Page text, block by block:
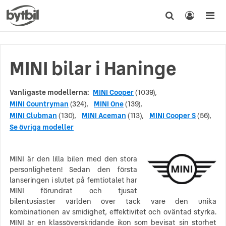
MINI bilar i Haninge
Vanligaste modellerna: MINI Cooper(1039),
MINI Countryman (324), MINI One(139),
MINI Clubman (130), MINI Aceman (113), MINI Cooper S(56),
Se övriga modeller
MINI är den lilla bilen med den stora
personligheten! Sedan den första
lanseringen i slutet på femtiotalet har
MINI förundrat och tjusat
bilentusiaster världen över tack vare den unika
kombinationen av smidighet, effektivitet och oväntad styrka.
MINI är en klassöverskridande ikon som bevisat sin storhet